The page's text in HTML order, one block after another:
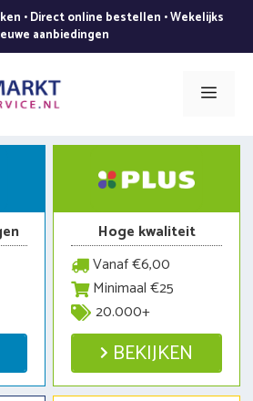
• Direct online bestellen • Wekelijks
aanbiedingen
Menu
Hoge kwaliteit
Vanaf €6,00
Minimaal €25
20.000+
BEKIJKEN